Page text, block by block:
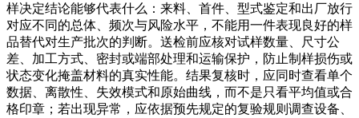
样决定结论能够代表什么：来料、首件、型式鉴定和出厂放行
对应不同的总体、频次与风险水平，不能用一件表现良好的样
品替代对生产批次的判断。送检前应核对试样数量、尺寸公
差、加工方式、密封或端部处理和运输保护，防止制样损伤或
状态变化掩盖材料的真实性能。结果复核时，应同时查看单个
数据、离散性、失效模式和原始曲线，而不是只看平均值或合
格印章；若出现异常，应依据预先规定的复验规则调查设备、